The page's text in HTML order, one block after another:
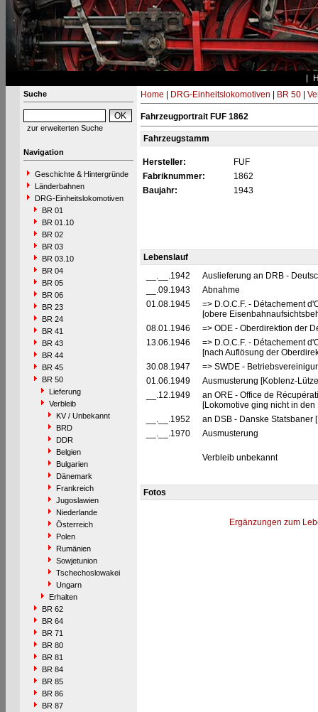
Suche
zur erweiterten Suche
Navigation
Geschichte & Hintergründe
Länderbahnen
DRG-Einheitslokomotiven
BR 01
BR 01.10
BR 02
BR 03
BR 03.10
BR 04
BR 05
BR 06
BR 23
BR 24
BR 41
BR 43
BR 44
BR 45
BR 50
Lieferung
Verbleib
KV / Unbekannt
BRD
DDR
Belgien
Bulgarien
Dänemark
Frankreich
Jugoslawien
Niederlande
Österreich
Polen
Rumänien
Sowjetunion
Tschechoslowakei
Ungarn
Erhalten
BR 62
BR 64
BR 71
BR 80
BR 81
BR 84
BR 85
BR 86
BR 87
Home DRG-Einheitslokomotiven BR 50|
Fahrzeugportrait FUF 1862
Fahrzeugstamm
Hersteller:
FUF
Fabriknummer:
1862
Baujahr:
1943
Lebenslauf
__.__.1942
Auslieferung an DRB -
__.09.1943
Abnahme
01.08.1945
=> D.O.C.F. - Détachement
[obere
08.01.1946
=> ODE - Oberdirektion der
13.06.1946
=> D.O.C.F. - Détachement
[nach Auflösung der
30.08.1947
=> SWDE -
01.06.1949
Ausmusterung [Koblenz-
__.12.1949
an ORE - Office de
[Lokomotive ging nicht in
__.__.1952
an DSB - Danske Statsbaner
__.__.1970
Ausmusterung
Verbleib unbekannt
Fotos
Ergänzungen zum